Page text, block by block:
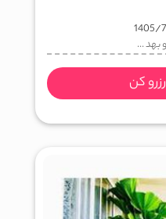
1405/
بهد ...
کن